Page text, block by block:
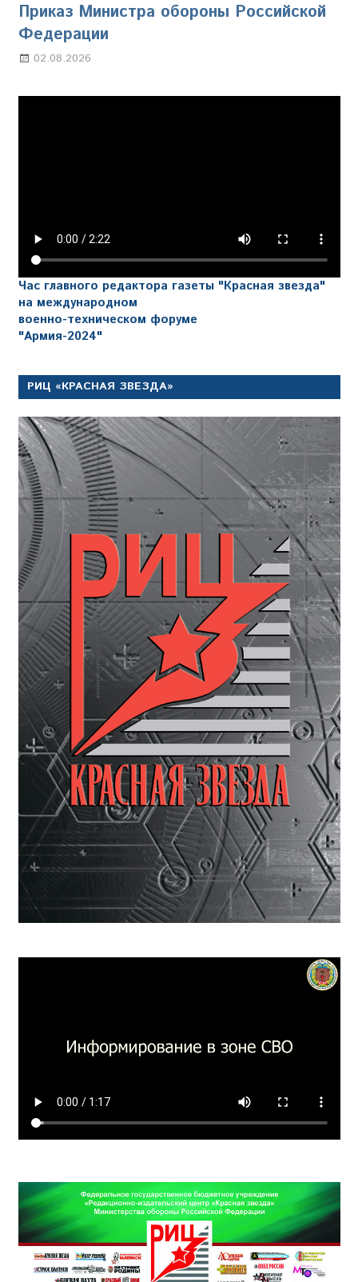
Приказ Министра обороны Российской
Федерации
02.08.2026
Час главного редактора газеты "Красная звезда"
на международном
военно-техническом форуме
"Армия-2024"
РИЦ «КРАСНАЯ ЗВЕЗДА»